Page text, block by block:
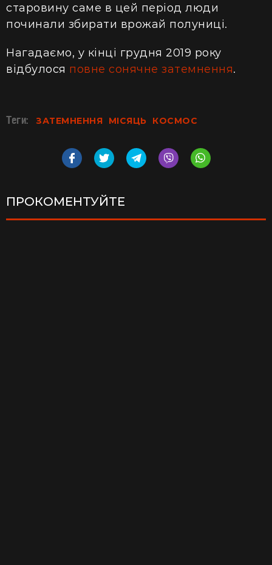
старовину саме в цей період люди
починали збирати врожай полуниці.
Нагадаємо, у кінці грудня 2019 року
відбулося повне сонячне затемнення.
Теги: ЗАТЕМНЕННЯ МІСЯЦЬ КОСМОС
ПРОКОМЕНТУЙТЕ